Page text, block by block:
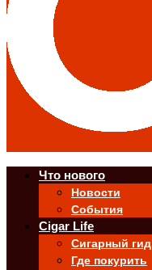
Что нового
Новости
События
Cigar Life
Сигарный гид
Где покурить